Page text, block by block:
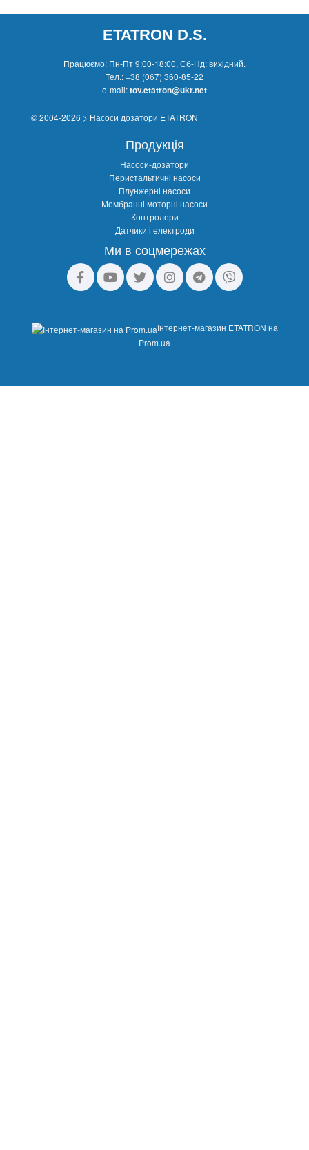
ETATRON D.S.
Працюємо: Пн-Пт 9:00-18:00, Сб-Нд: вихідний.
Тел.:+38 (067) 360-85-22
e-mail:tov.etatron@ukr.net
© 2004-2026 > Насоси дозатори ETATRON
Продукція
Насоси-дозатори
Перистальтичні насоси
Плунжерні насоси
Мембранні моторні насоси
Контролери
Датчики і електроди
Ми в соцмережах
Інтернет-магазин ETATRON на
Prom.ua